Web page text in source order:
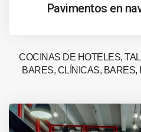
Pavimentos en
COCINAS DE HOTELES,
BARES, CLÍNICAS,